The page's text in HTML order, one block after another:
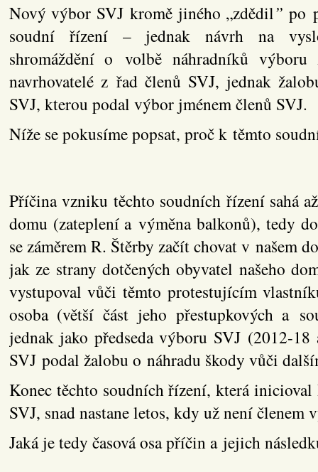
Nový výbor SVJ kromě jiného „zdědil” po
soudní řízení – jednak návrh na
shromáždění o volbě náhradníků
navrhovatelé z řad členů SVJ, jednak
SVJ, kterou podal výbor jménem členů SVJ.
Níže se pokusíme popsat, proč k těmto
Příčina vzniku těchto soudních řízení sahá
domu (zateplení a výměna balkonů), tedy
se záměrem R. Štěrby začít chovat v našem
jak ze strany dotčených obyvatel našeho
vystupoval vůči těmto protestujícím
osoba (větší část jeho přestupkových a
jednak jako předseda výboru SVJ (2012-
SVJ podal žalobu o náhradu škody vůči
Konec těchto soudních řízení, která
SVJ, snad nastane letos, kdy už není členem
Jaká je tedy časová osa příčin a jejich